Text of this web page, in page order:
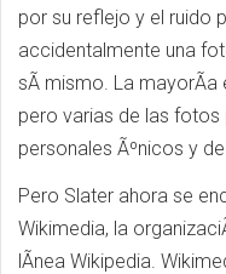
por su reflejo y el ruido
accidentalmente una
sÃ­ mismo. La
pero varias de las
personales Ãºnicos y
Pero Slater ahora se
Wikimedia, la
lÃ­nea Wikipedia.